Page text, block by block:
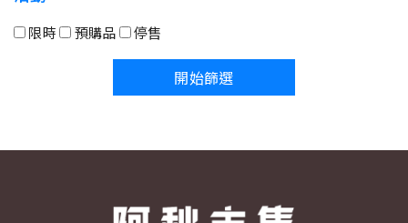
限時 預購品 停售
開始篩選